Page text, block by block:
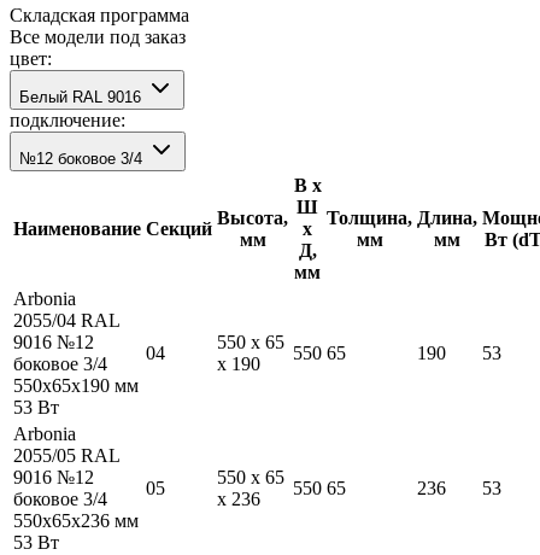
Складская программа
Все модели под заказ
цвет:
Белый RAL 9016
подключение:
№12 боковое 3/4
Наименование Секций
Высота,
мм
В х
Ш
х
Д,
мм
Толщина,
мм
Длина,
мм
Вт
Arbonia
2055/04 RAL
9016 №12
боковое 3/4
550x65x190 мм
53 Вт
04
550 x 65
x 190
550 65 190 53
Arbonia
2055/05 RAL
9016 №12
боковое 3/4
550x65x236 мм
53 Вт
05
550 x 65
x 236
550 65 236 53